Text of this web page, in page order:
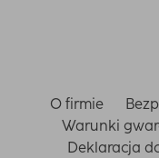
O firmie
Warunki
Deklaracja